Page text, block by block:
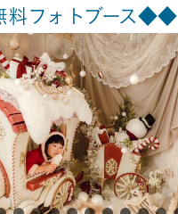
フォトブース◆◆